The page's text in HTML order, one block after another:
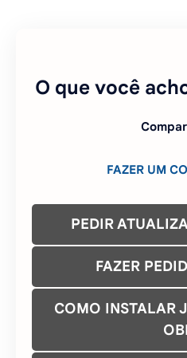
O que você
FAZER UM
PEDIR
FAZER
COMO INSTALAR